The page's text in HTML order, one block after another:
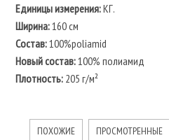
Единицы измерения:КГ.
Ширина:160 см
Состав:100%poliamid
Новый состав:100% полиамид
Плотность:205 г/м²
ПОХОЖИЕ ПРОСМОТРЕННЫЕ